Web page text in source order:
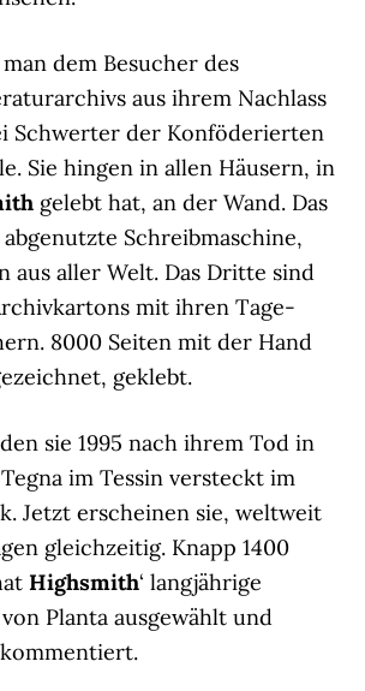
dem Besucher des
aus ihrem Nachlass
Schwerter der Konföderierten
Sie hingen in allen Häusern, in
gelebt hat, an der Wand. Das
Schreibmaschine,
aus aller Welt. Das Dritte sind
mit ihren Tage-
8000 Seiten mit der Hand
geklebt.
sie 1995 nach ihrem Tod in
im Tessin versteckt im
Jetzt erscheinen sie, weltweit
gleichzeitig. Knapp 1400
Highsmith‘ langjährige
Planta ausgewählt und